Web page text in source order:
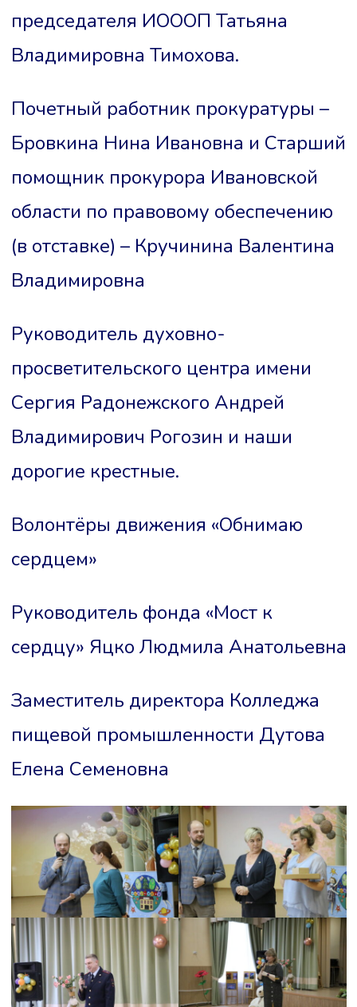
председателя ИОООП Татьяна
Владимировна Тимохова.
Почетный работник прокуратуры –
Бровкина Нина Ивановна и Старший
помощник прокурора Ивановской
области по правовому обеспечению
(в отставке) – Кручинина Валентина
Владимировна
Руководитель духовно-
просветительского центра имени
Сергия Радонежского Андрей
Владимирович Рогозин и наши
дорогие крестные.
Волонтёры движения «Обнимаю
сердцем»
Руководитель фонда «Мост к
сердцу» Яцко Людмила Анатольевна
Заместитель директора Колледжа
пищевой промышленности Дутова
Елена Семеновна